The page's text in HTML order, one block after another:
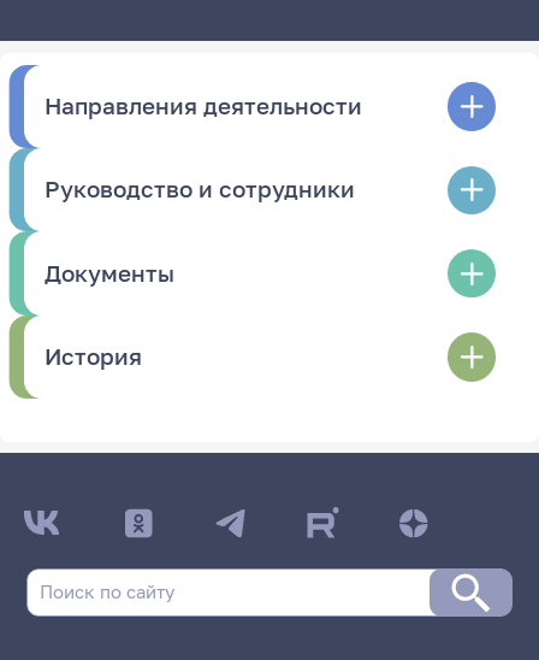
Направления деятельности
Руководство и сотрудники
Документы
История